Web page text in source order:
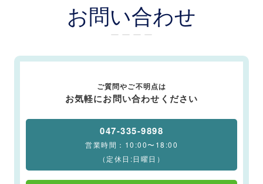
お問い合わせ
ー ー ー ー
ご質問やご不明点は
お気軽にお問い合わせください
047-335-9898
営業時間：10:00〜18:00
（定休日:日曜日）